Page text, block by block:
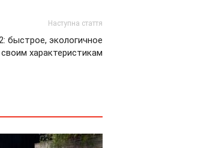
Наступна стаття
быстрое, экологичное
характеристикам